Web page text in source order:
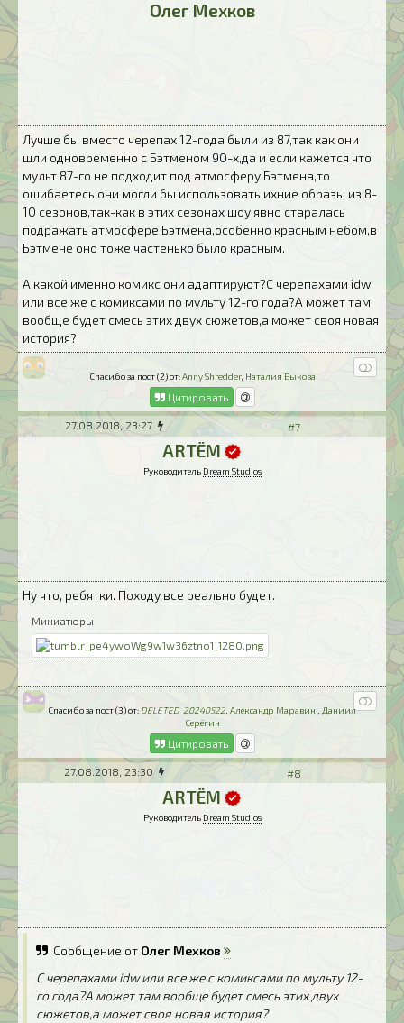
Олег Мехков
Лучше бы вместо черепах 12-года были из 87,так как они
шли одновременно с Бэтменом 90-х,да и если кажется что
мульт 87-го не подходит под атмосферу Бэтмена,то
ошибаетесь,они могли бы использовать ихние образы из 8-
10 сезонов,так-как в этих сезонах шоу явно старалась
подражать атмосфере Бэтмена,особенно красным небом,в
Бэтмене оно тоже частенько было красным.
А какой именно комикс они адаптируют?С черепахами idw
или все же с комиксами по мульту 12-го года?А может там
вообще будет смесь этих двух сюжетов,а может своя новая
история?
Спасибо за пост (2) от: Anny Shredder, Наталия Быкова
Цитировать
27.08.2018, 23:27 #7
ARTЁM
Руководитель Dream Studios
Ну что, ребятки. Походу все реально будет.
Миниатюры
Спасибо за пост (3) от: DELETED_20240522, Александр Маравин
Даниил
Серёгин
Цитировать
27.08.2018, 23:30 #8
ARTЁM
Руководитель Dream Studios
Сообщение от Олег Мехков
С черепахами idw или все же с комиксами по мульту 12-
го года?А может там вообще будет смесь этих двух
сюжетов,а может своя новая история?